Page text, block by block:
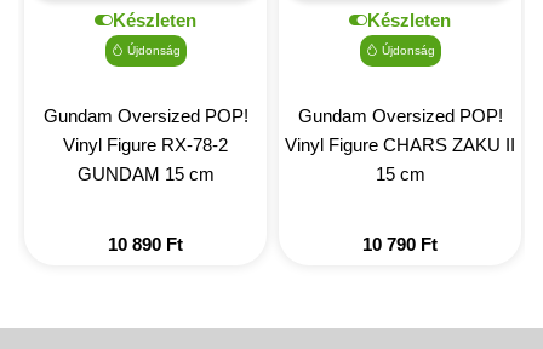
Készleten
Újdonság
Gundam Oversized POP!
Vinyl Figure RX-78-2
GUNDAM 15 cm
10 890 Ft
Készleten
Újdonság
Gundam Oversized POP!
Vinyl Figure CHARS ZAKU II
15 cm
10 790 Ft